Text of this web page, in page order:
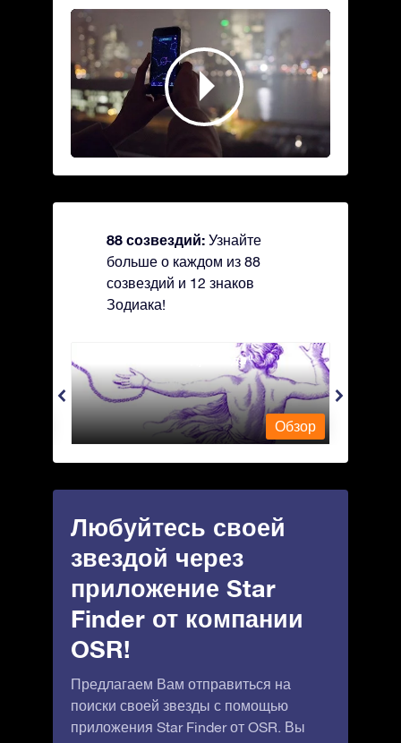
88 созвездий: Узнайте
больше о каждом из 88
созвездий и 12 знаков
Зодиака!
Andromeda - Андромеда
Обзор
Любуйтесь своей
звездой через
приложение Star
Finder от компании
OSR!
Предлагаем Вам отправиться на
поиски своей звезды с помощью
приложения Star Finder от OSR. Вы